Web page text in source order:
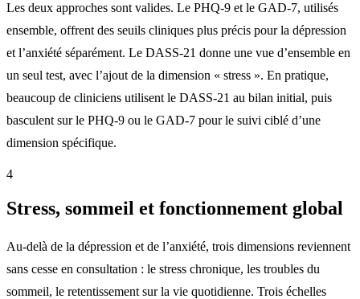
Les deux approches sont valides. Le PHQ-9 et le GAD-7, utilisés
ensemble, offrent des seuils cliniques plus précis pour la dépression
et l’anxiété séparément. Le DASS-21 donne une vue d’ensemble en
un seul test, avec l’ajout de la dimension « stress ». En pratique,
beaucoup de cliniciens utilisent le DASS-21 au bilan initial, puis
basculent sur le PHQ-9 ou le GAD-7 pour le suivi ciblé d’une
dimension spécifique.
4
Stress, sommeil et fonctionnement global
Au-delà de la dépression et de l’anxiété, trois dimensions reviennent
sans cesse en consultation : le stress chronique, les troubles du
sommeil, le retentissement sur la vie quotidienne. Trois échelles